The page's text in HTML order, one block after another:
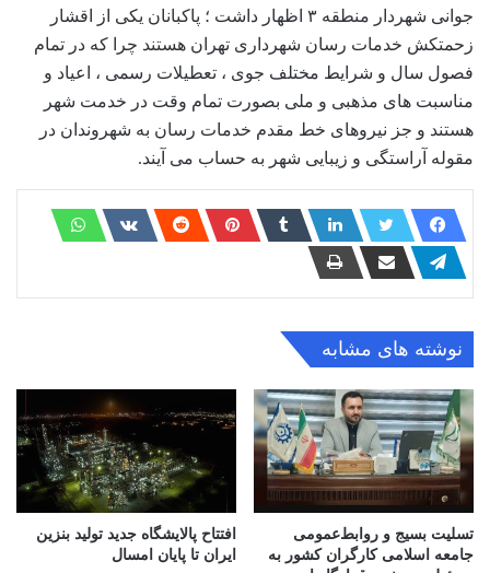
جوانی شهردار منطقه ۳ اظهار داشت ؛ پاکبانان یکی از اقشار
زحمتکش خدمات رسان شهرداری تهران هستند چرا که در تمام
فصول سال و شرایط مختلف جوی ، تعطیلات رسمی ، اعیاد و
مناسبت های مذهبی و ملی بصورت تمام وقت در خدمت شهر
هستند و جز نیروهای خط مقدم خدمات رسان به شهروندان در
مقوله آراستگی و زیبایی شهر به حساب می آیند.
نوشته های مشابه
تسلیت بسیج و روابط‌عمومی
جامعه اسلامی کارگران کشور به
افتتاح ‌پالایشگاه جدید تولید بنزین
ایران تا پایان امسال